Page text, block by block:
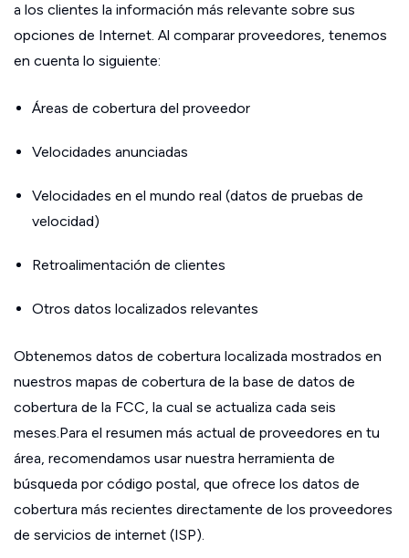
a los clientes la información más relevante sobre sus
opciones de Internet. Al comparar proveedores, tenemos
en cuenta lo siguiente:
Áreas de cobertura del proveedor
Velocidades anunciadas
Velocidades en el mundo real (datos de pruebas de
velocidad)
Retroalimentación de clientes
Otros datos localizados relevantes
Obtenemos datos de cobertura localizada mostrados en
nuestros mapas de cobertura de la base de datos de
cobertura de la FCC, la cual se actualiza cada seis
meses.Para el resumen más actual de proveedores en tu
área, recomendamos usar nuestra herramienta de
búsqueda por código postal, que ofrece los datos de
cobertura más recientes directamente de los proveedores
de servicios de internet (ISP).